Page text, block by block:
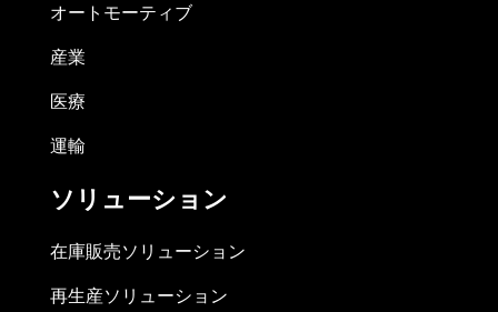
オートモーティブ
産業
医療
運輸
ソリューション
在庫販売ソリューション
再生産ソリューション